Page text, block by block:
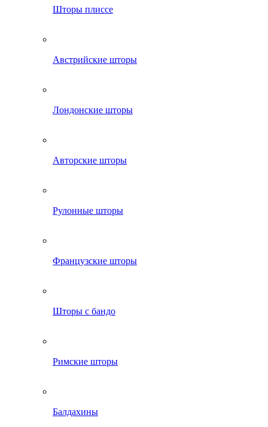
Шторы плиссе
Австрийские шторы
Лондонские шторы
Авторские шторы
Рулонные шторы
Французские шторы
Шторы с бандо
Римские шторы
Балдахины